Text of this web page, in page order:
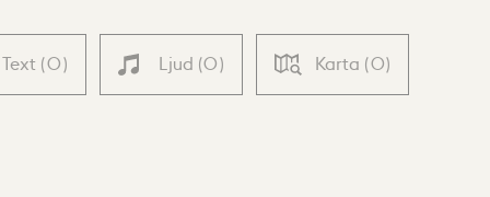
Text (0) Ljud (0) Karta (0)